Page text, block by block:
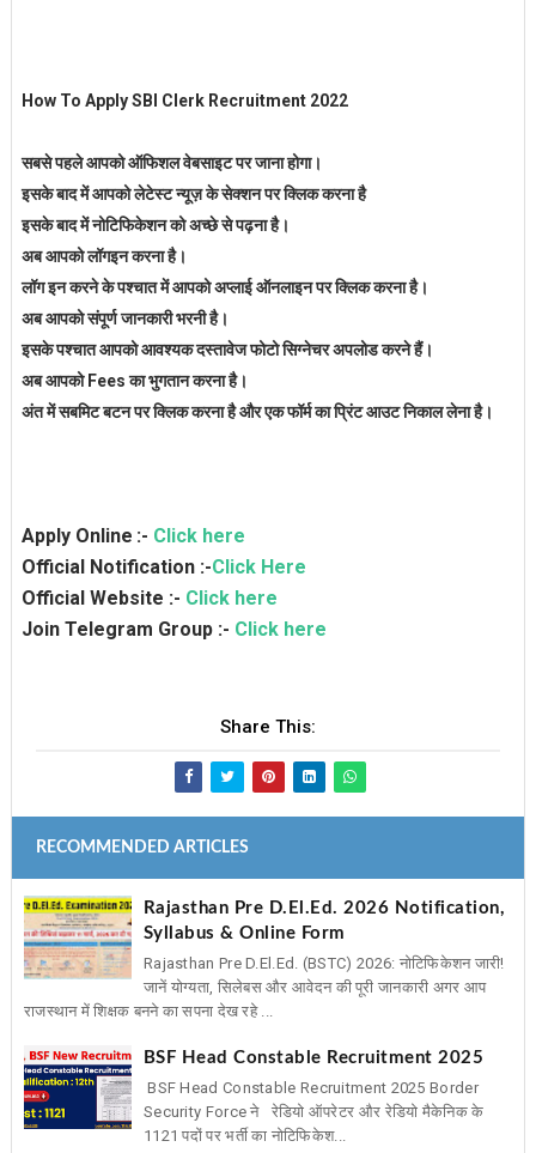
How To Apply SBI Clerk Recruitment 2022
सबसे पहले आपको ऑफिशल वेबसाइट पर जाना होगा।
इसके बाद में आपको लेटेस्ट न्यूज़ के सेक्शन पर क्लिक करना है
इसके बाद में नोटिफिकेशन को अच्छे से पढ़ना है।
अब आपको लॉगइन करना है।
लॉग इन करने के पश्चात में आपको अप्लाई ऑनलाइन पर क्लिक करना है।
अब आपको संपूर्ण जानकारी भरनी है।
इसके पश्चात आपको आवश्यक दस्तावेज फोटो सिग्नेचर अपलोड करने हैं।
अब आपको Fees का भुगतान करना है।
अंत में सबमिट बटन पर क्लिक करना है और एक फॉर्म का प्रिंट आउट निकाल लेना है।
Apply Online :- Click here
Official Notification :-Click Here
Official Website :- Click here
Join Telegram Group :- Click here
Share This:
RECOMMENDED ARTICLES
Rajasthan Pre D.El.Ed. 2026 Notification,
Syllabus & Online Form
Rajasthan Pre D.El.Ed. (BSTC) 2026: नोटिफिकेशन जारी!
जानें योग्यता, सिलेबस और आवेदन की पूरी जानकारी अगर आप
राजस्थान में शिक्षक बनने का सपना देख रहे ...
BSF Head Constable Recruitment 2025
BSF Head Constable Recruitment 2025 Border
Security Force ने रेडियो ऑपरेटर और रेडियो मैकेनिक के
1121 पदों पर भर्ती का नोटिफिकेश...